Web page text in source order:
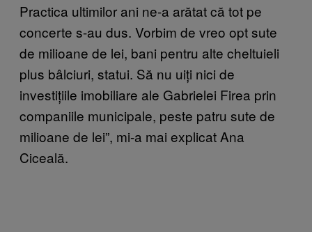
Practica ultimilor ani ne-a arătat că tot pe
concerte s-au dus. Vorbim de vreo opt sute
de milioane de lei, bani pentru alte cheltuieli
plus bâlciuri, statui. Să nu uiți nici de
investițiile imobiliare ale Gabrielei Firea prin
companiile municipale, peste patru sute de
milioane de lei”, mi-a mai explicat Ana
Ciceală.